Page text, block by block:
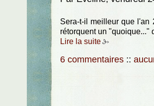
Sera-t-il meilleur que l'an
rétorquent un "quoique..."
Lire la suite
6 commentaires ::